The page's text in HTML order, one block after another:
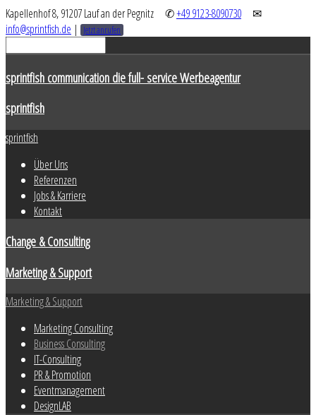
Kapellenhof 8, 91207 Lauf an der Pegnitz ✆+49 9123-8090730
✉
info@sprintfish.de | Jetzt anrufen
sprintfish communication die full- service Werbeagentur
sprintfish
sprintfish
Über Uns
Referenzen
Jobs & Karriere
Kontakt
Change & Consulting
Marketing & Support
Marketing & Support
Marketing Consulting
Business Consulting
IT-Consulting
PR & Promotion
Eventmanagement
DesignLAB